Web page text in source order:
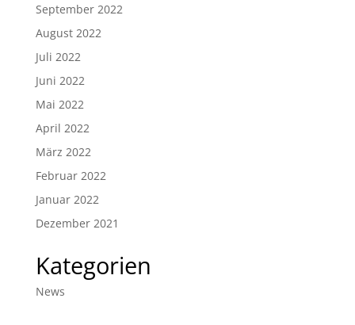
September 2022
August 2022
Juli 2022
Juni 2022
Mai 2022
April 2022
März 2022
Februar 2022
Januar 2022
Dezember 2021
Kategorien
News